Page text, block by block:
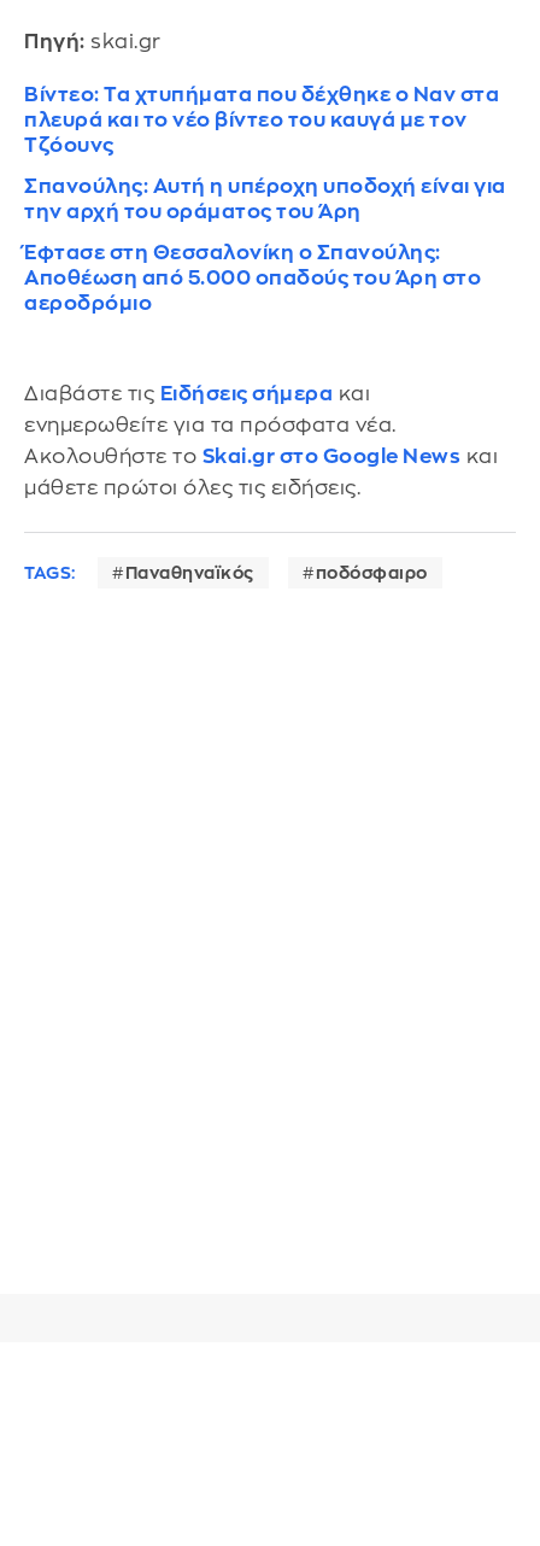
Πηγή: skai.gr
Βίντεο: Τα χτυπήματα που δέχθηκε ο Ναν στα
πλευρά και το νέο βίντεο του καυγά με τον
Τζόουνς
Σπανούλης: Αυτή η υπέροχη υποδοχή είναι για
την αρχή του οράματος του Άρη
Έφτασε στη Θεσσαλονίκη ο Σπανούλης:
Αποθέωση από 5.000 οπαδούς του Άρη στο
αεροδρόμιο
Διαβάστε τις Ειδήσεις σήμερα και
ενημερωθείτε για τα πρόσφατα νέα.
Ακολουθήστε το Skai.gr στο Google News και
μάθετε πρώτοι όλες τις ειδήσεις.
TAGS: Παναθηναϊκός ποδόσφαιρο